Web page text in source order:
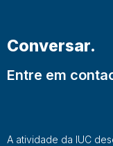
Conversar.
Entre em
A atividade da IUC